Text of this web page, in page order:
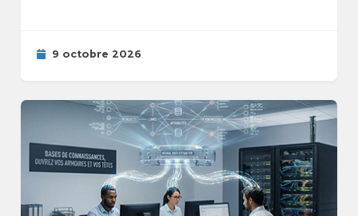
9 octobre 2026